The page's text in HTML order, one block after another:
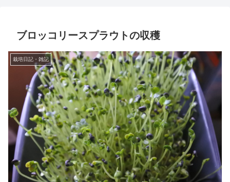
ブロッコリースプラウトの収穫
栽培日記・雑記